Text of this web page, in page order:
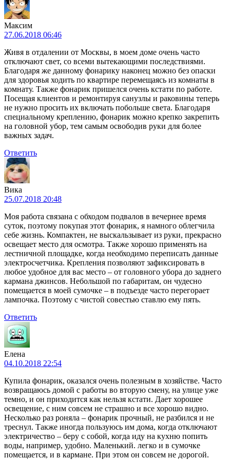
Максим
27.06.2018 06:46
Живя в отдалении от Москвы, в моем доме очень часто
отключают свет, со всеми вытекающими последствиями.
Благодаря же данному фонарику наконец можно без опаски
для здоровья ходить по квартире перемещаясь из комнаты в
комнату. Также фонарик пришелся очень кстати по работе.
Посещая клиентов и ремонтируя санузлы и раковины теперь
не нужно просить их включать побольше света. Благодаря
специальному креплению, фонарик можно крепко закрепить
на головной убор, тем самым освободив руки для более
важных задач.
Ответить
Вика
25.07.2018 20:48
Моя работа связана с обходом подвалов в вечернее время
суток, поэтому покупая этот фонарик, я намного облегчила
себе жизнь. Компактен, не выскальзывает из руки, прекрасно
освещает место для осмотра. Также хорошо применять на
лестничной площадке, когда необходимо переписать данные
электросчетчика. Крепления позволяют зафиксировать в
любое удобное для вас место – от головного убора до заднего
кармана джинсов. Небольшой по габаритам, он чудесно
помещается в моей сумочке – в подъезде часто перегорает
лампочка. Поэтому с чистой совестью ставлю ему пять.
Ответить
Елена
04.10.2018 22:54
Купила фонарик, оказался очень полезным в хозяйстве. Часто
возвращаюсь домой с работы во вторую смену, на улице уже
темно, и он приходится как нельзя кстати. Дает хорошее
освещение, с ним совсем не страшно и все хорошо видно.
Несколько раз роняла – фонарик прочный, не разбился и не
треснул. Также иногда пользуюсь им дома, когда отключают
электричество – беру с собой, когда иду на кухню попить
воды, например, удобно. Маленький. легко и в сумочке
помещается, и в кармане. При этом он совсем не дорогой.